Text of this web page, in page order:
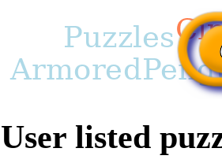
User listed